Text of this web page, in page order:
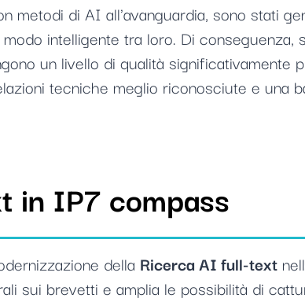
metodi di AI all'avanguardia, sono stati
intelligente tra loro. Di conseguenza,
un livello di qualità significativamente
tecniche meglio riconosciute e una
in IP7 compass
della Ricerca AI full-text
sui brevetti e amplia le possibilità di